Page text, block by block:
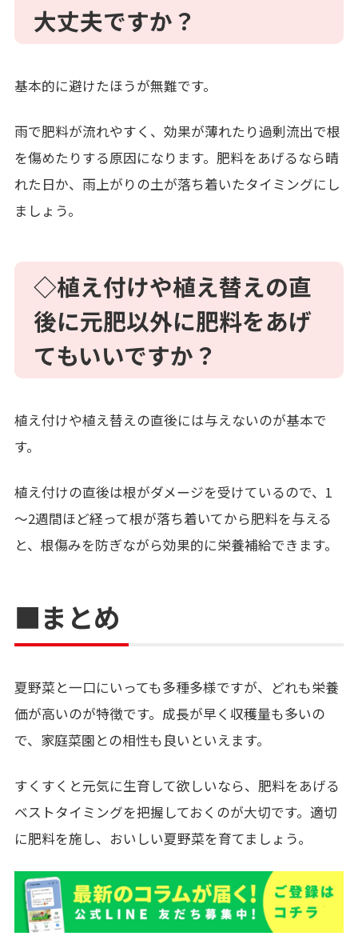
大丈夫ですか？
基本的に避けたほうが無難です。
雨で肥料が流れやすく、効果が薄れたり過剰流出で根
を傷めたりする原因になります。肥料をあげるなら晴
れた日か、雨上がりの土が落ち着いたタイミングにし
ましょう。
◇植え付けや植え替えの直
後に元肥以外に肥料をあげ
てもいいですか？
植え付けや植え替えの直後には与えないのが基本で
す。
植え付けの直後は根がダメージを受けているので、1
～2週間ほど経って根が落ち着いてから肥料を与える
と、根傷みを防ぎながら効果的に栄養補給できます。
■まとめ
夏野菜と一口にいっても多種多様ですが、どれも栄養
価が高いのが特徴です。成長が早く収穫量も多いの
で、家庭菜園との相性も良いといえます。
すくすくと元気に生育して欲しいなら、肥料をあげる
ベストタイミングを把握しておくのが大切です。適切
に肥料を施し、おいしい夏野菜を育てましょう。